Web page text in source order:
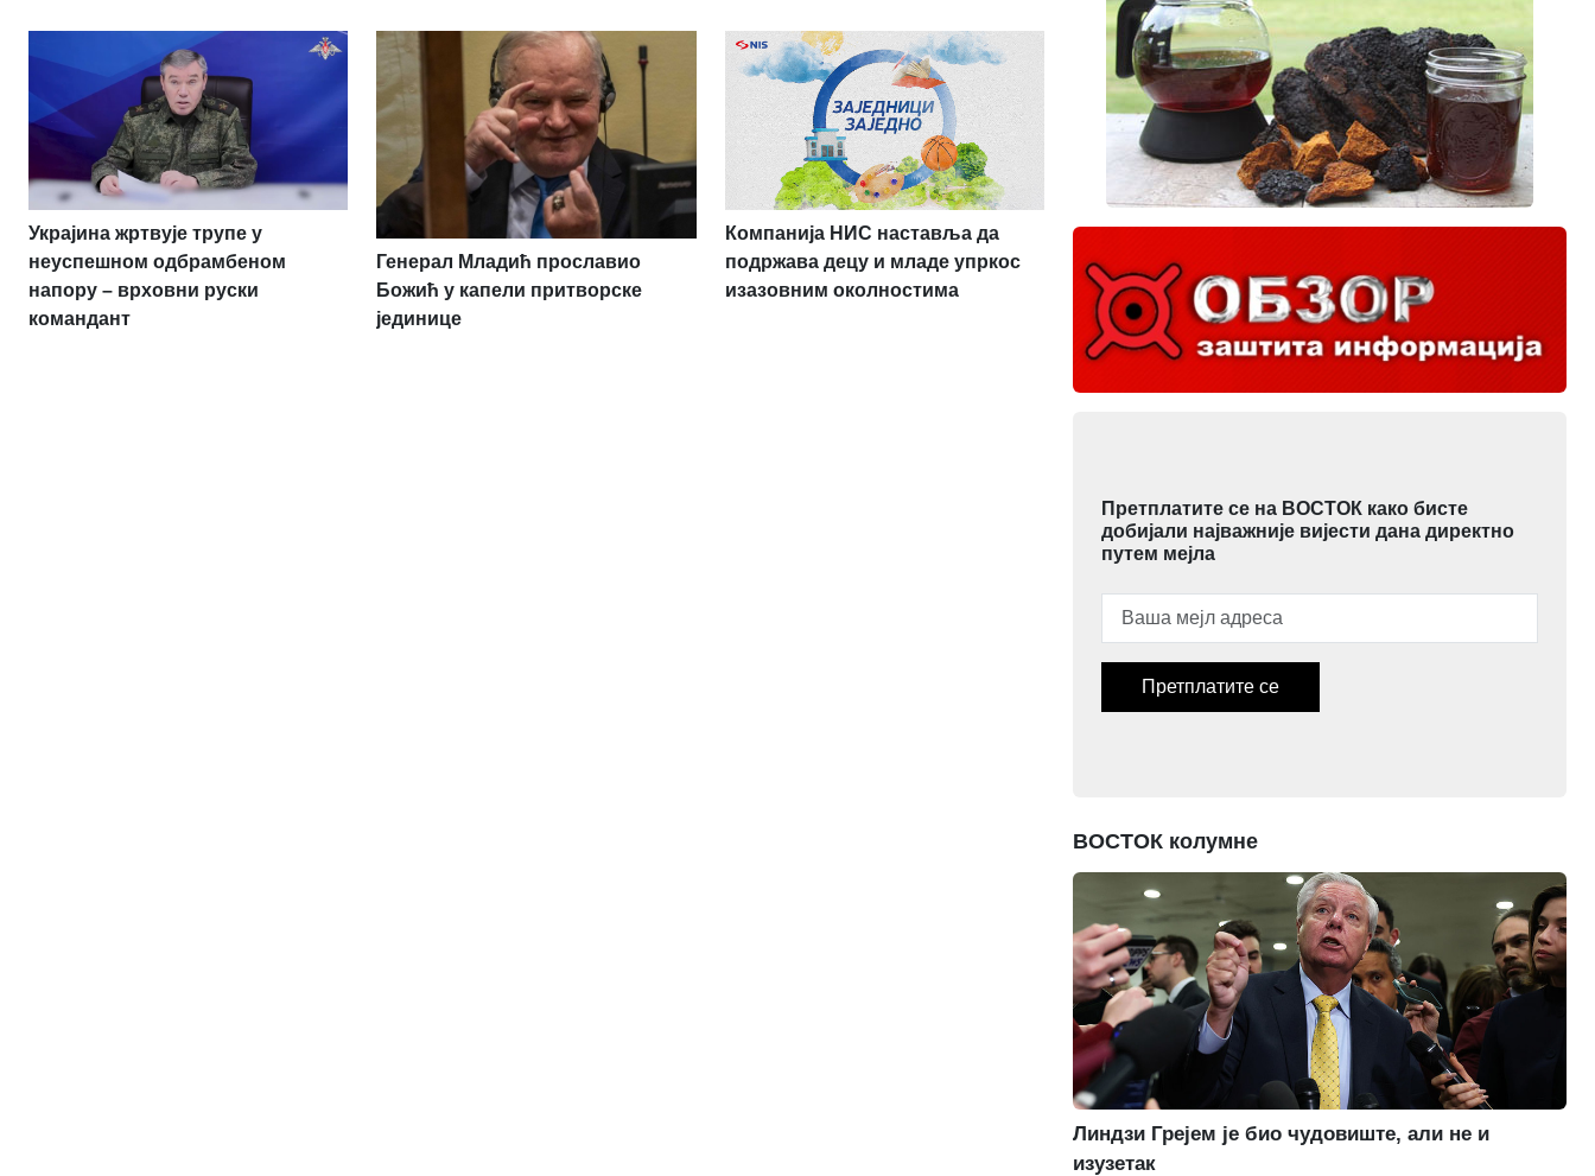
Украјина жртвује трупе у
неуспешном одбрамбеном
напору – врховни руски
командант
Генерал Младић прославио
Божић у капели притворске
јединице
Компанија НИС наставља да
подржава децу и младе упркос
изазовним околностима
Претплатите се на ВОСТОК како бисте
добијали најважније вијести дана директно
путем мејла
Претплатите се
ВОСТОК колумне
Линдзи Грејем је био чудовиште, али не и
изузетак